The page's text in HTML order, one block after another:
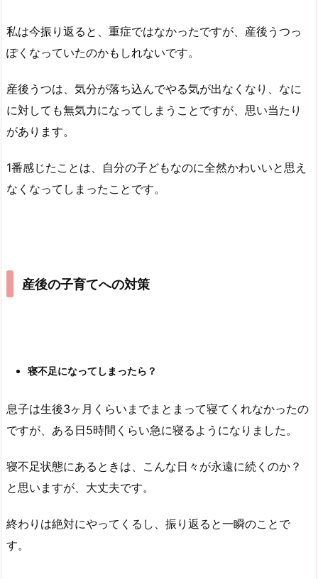
私は今振り返ると、重症ではなかったですが、産後うつっ
ぽくなっていたのかもしれないです。
産後うつは、気分が落ち込んでやる気が出なくなり、なに
に対しても無気力になってしまうことですが、思い当たり
があります。
1番感じたことは、自分の子どもなのに全然かわいいと思え
なくなってしまったことです。
産後の子育てへの対策
寝不足になってしまったら？
息子は生後3ヶ月くらいまでまとまって寝てくれなかったの
ですが、ある日5時間くらい急に寝るようになりました。
寝不足状態にあるときは、こんな日々が永遠に続くのか？
と思いますが、大丈夫です。
終わりは絶対にやってくるし、振り返ると一瞬のことで
す。